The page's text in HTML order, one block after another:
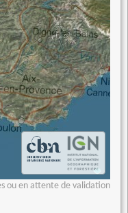
ou en attente de validation